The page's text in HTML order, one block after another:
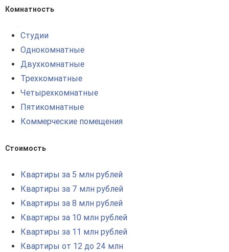
Комнатность
Студии
Однокомнатные
Двухкомнатные
Трехкомнатные
Четырехкомнатные
Пятикомнатные
Коммерческие помещения
Стоимость
Квартиры за 5 млн рублей
Квартиры за 7 млн рублей
Квартиры за 8 млн рублей
Квартиры за 10 млн рублей
Квартиры за 11 млн рублей
Квартиры от 12 до 24 млн